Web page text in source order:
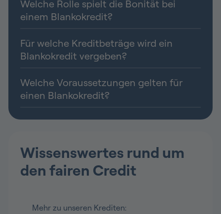
Welche Rolle spielt die Bonität bei
einem Blankokredit?
Für welche Kreditbeträge wird ein
Blankokredit vergeben?
Welche Voraussetzungen gelten für
einen Blankokredit?
Wissenswertes rund um
den fairen Credit
Mehr zu unseren Krediten: